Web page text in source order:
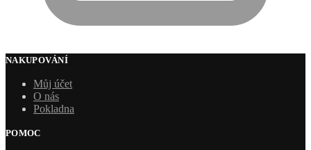
NAKUPOVÁNÍ
Můj účet
O nás
Pokladna
POMOC